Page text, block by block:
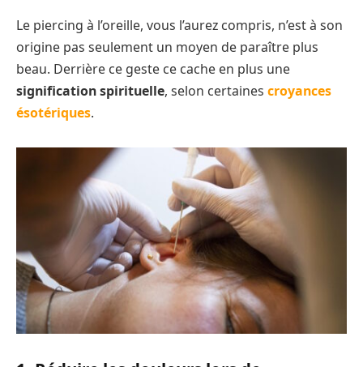
Le piercing à l’oreille, vous l’aurez compris, n’est à son
origine pas seulement un moyen de paraître plus
beau. Derrière ce geste ce cache en plus une
signification spirituelle, selon certaines croyances
ésotériques.